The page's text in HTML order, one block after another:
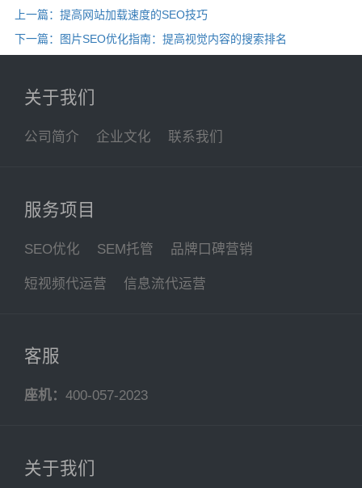
上一篇：提高网站加载速度的SEO技巧
下一篇：图片SEO优化指南：提高视觉内容的搜索排名
关于我们
公司简介 企业文化 联系我们
服务项目
SEO优化 SEM托管 品牌口碑营销
短视频代运营 信息流代运营
客服
座机： 400-057-2023
关于我们